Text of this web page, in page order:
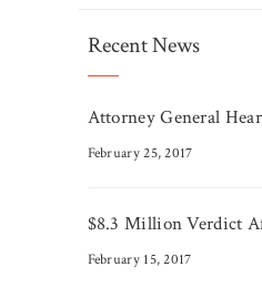
Recent News
Attorney General
February 25, 2017
$8.3 Million Verdict
February 15, 2017